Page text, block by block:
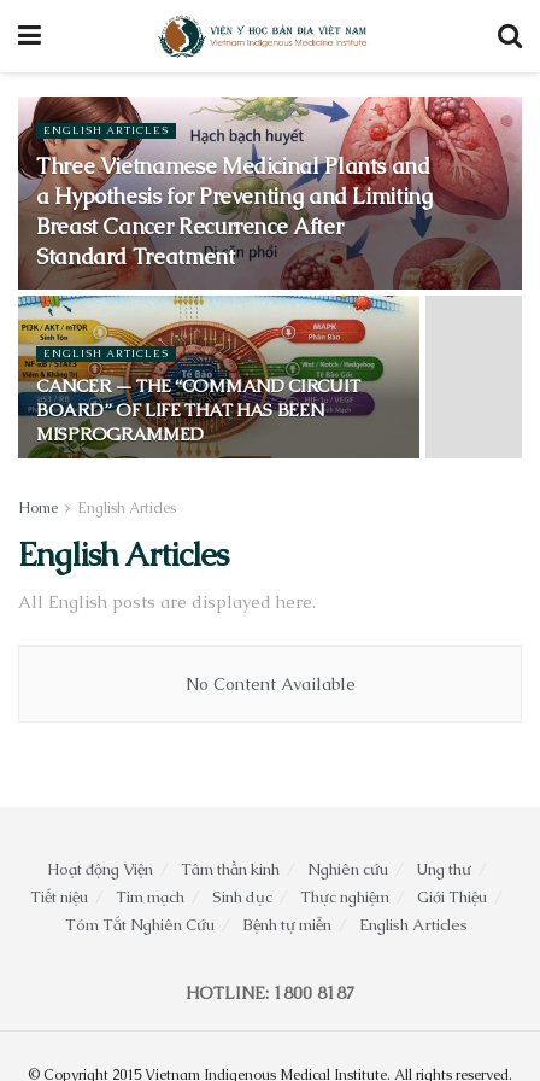
ENGLISH ARTICLES
Three Vietnamese Medicinal Plants and
a Hypothesis for Preventing and Limiting
Breast Cancer Recurrence After
Standard Treatment
ENGLISH ARTICLES
CANCER — THE “COMMAND CIRCUIT
BOARD” OF LIFE THAT HAS BEEN
MISPROGRAMMED
Home English Articles
English Articles
All English posts are displayed here.
No Content Available
Hoạt động Viện Tâm thần kinh Nghiên cứu
Ung thư
Tiết niệu
Tim mạch Sinh dục Thực nghiệm
Giới Thiệu
Tóm Tắt Nghiên Cứu
Bệnh tự miễn English Articles
HOTLINE: 1800 8187
© Copyright 2015 Vietnam Indigenous Medical Institute. All rights reserved.